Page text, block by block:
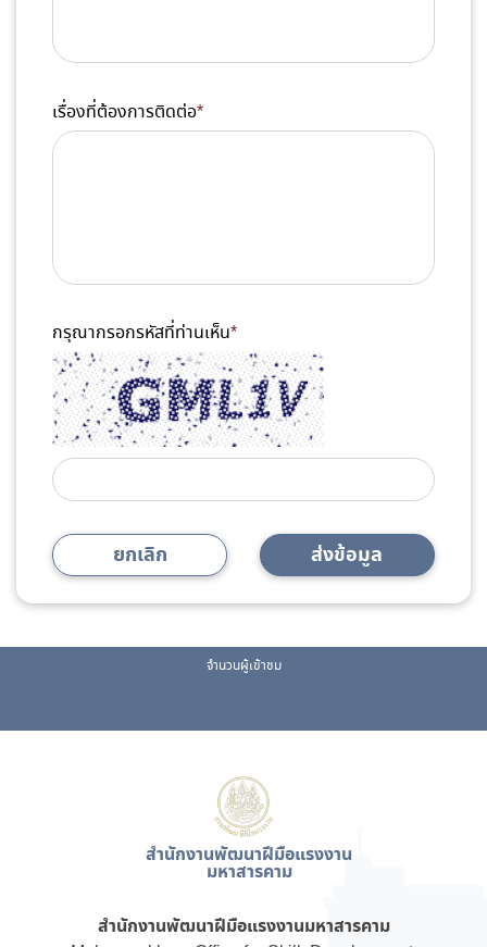
เรื่องที่ต้องการติดต่อ*
กรุณากรอกรหัสที่ท่านเห็น*
ยกเลิก ส่งข้อมูล
จำนวนผู้เข้าชม
สำนักงานพัฒนาฝีมือแรงงาน
มหาสารคาม
สำนักงานพัฒนาฝีมือแรงงานมหาสารคาม